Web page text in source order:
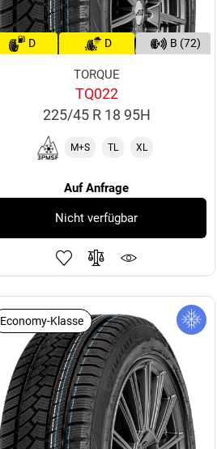
D D B (72)
TORQUE
TQ022
225/45 R 18 95H
M+S TL XL
Auf Anfrage
Nicht verfügbar
Economy-Klasse